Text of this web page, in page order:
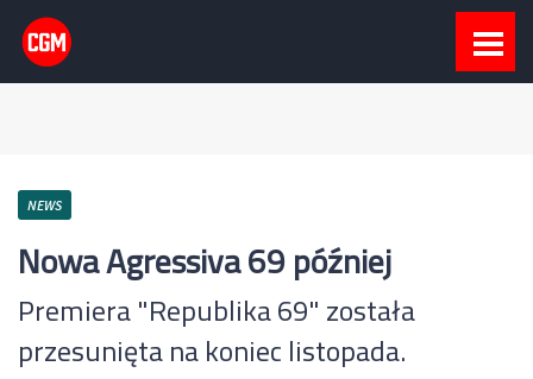
NEWS
Nowa Agressiva 69 później
Premiera "Republika 69" została
przesunięta na koniec listopada.